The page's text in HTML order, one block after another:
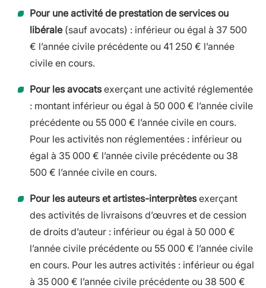
Pour une activité de prestation de services ou
libérale (sauf avocats) : inférieur ou égal à 37 500
€ l’année civile précédente ou 41 250 € l’année
civile en cours.
Pour les avocatsexerçant une activité réglementée
: montant inférieur ou égal à 50 000 € l’année civile
précédente ou 55 000 € l’année civile en cours.
Pour les activités non réglementées : inférieur ou
égal à 35 000 € l’année civile précédente ou 38
500 € l’année civile en cours.
Pour les auteurs et artistes-interprètesexerçant
des activités de livraisons d’œuvres et de cession
de droits d’auteur : inférieur ou égal à 50 000 €
l’année civile précédente ou 55 000 € l’année civile
en cours. Pour les autres activités : inférieur ou égal
à 35 000 € l’année civile précédente ou 38 500 €